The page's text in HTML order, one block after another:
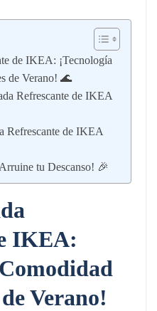
de IKEA: ¡Tecnología
de Verano! 🌊
Refrescante de IKEA
Refrescante de IKEA
tu Descanso! 🎉
IKEA:
Verano!